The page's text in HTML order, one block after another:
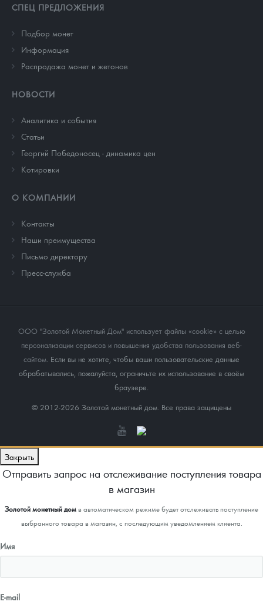
СПЕЦ ПРЕДЛОЖЕНИЯ
Подбор монет
Информация
Распродажа монет и жетонов
НОВОСТИ
Аналитика и события
Cтатьи
Георгий Победоносец - динамика цен
Котировки
О КОМПАНИИ
Контакты
Наши преимущества
Письмо директору
Пресс-служба
ООО "Золотой Монетный Дом" использует файлы «cookie» с целью
персонализации сервисов и повышения удобства пользования веб-
сайтом. Если вы не хотите, чтобы ваши пользовательские данные
обрабатывались, пожалуйста, ограничьте их использование в своём
браузере.
© 2012-2026 Золотой монетный дом. Все права защищены
Закрыть
Отправить запрос на отслеживание поступления товара
в магазин
Золотой монетный домв автоматическом режиме будет отслеживать поступление
выбранного товара в магазин, с последующим уведомлением клиента.
Имя
E-mail